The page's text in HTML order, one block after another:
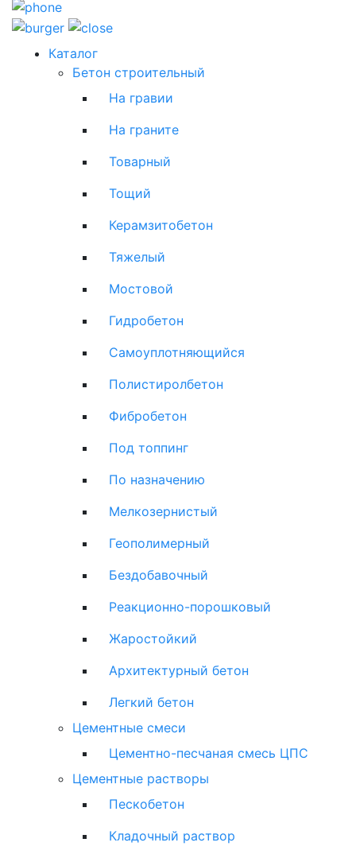
Каталог
Бетон строительный
На гравии
На граните
Товарный
Тощий
Керамзитобетон
Тяжелый
Мостовой
Гидробетон
Самоуплотняющийся
Полистиролбетон
Фибробетон
Под топпинг
По назначению
Мелкозернистый
Геополимерный
Бездобавочный
Реакционно-порошковый
Жаростойкий
Архитектурный бетон
Легкий бетон
Цементные смеси
Цементно-песчаная смесь ЦПС
Цементные растворы
Пескобетон
Кладочный раствор